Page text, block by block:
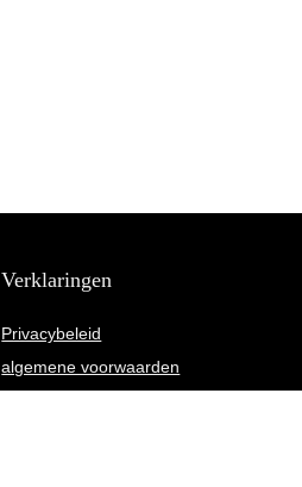
Verklaringen
Privacybeleid
algemene voorwaarden